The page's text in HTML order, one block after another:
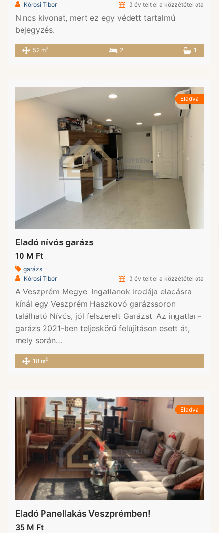
Kórosi Tibor
3 év telt el a közzététel óta
Nincs kivonat, mert ez egy védett tartalmú
bejegyzés.
52 m2 2 1
Eladva
Eladó nívós garázs
10 M Ft
garázs
Kórosi Tibor
3 év telt el a közzététel óta
A Veszprém Megyei Ingatlanok irodája eladásra
kínál egy Veszprém Haszkovó garázssoron
található Nívós, jól felszerelt Garázst! Az ingatlan-
garázs 2021-ben teljeskörű felújításon esett át,
mely során…
18 m2
Eladva
Eladó Panellakás Veszprémben!
35 M Ft